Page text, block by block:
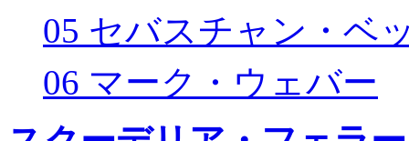
05 セバスチャン・ベ
06 マーク・ウェバー